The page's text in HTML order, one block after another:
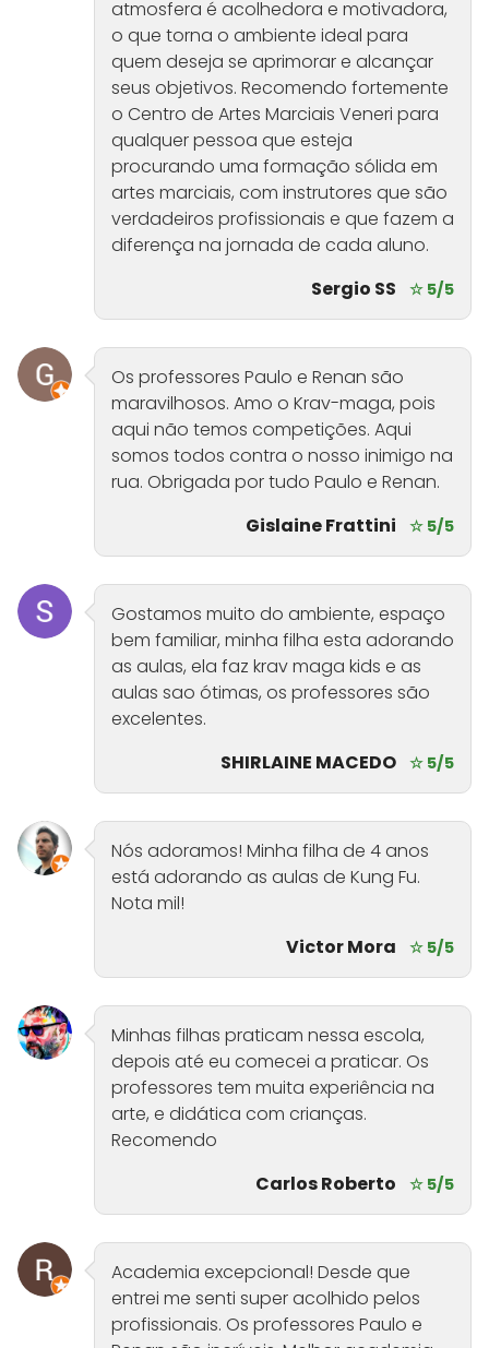
atmosfera é acolhedora e motivadora,
o que torna o ambiente ideal para
quem deseja se aprimorar e alcançar
seus objetivos. Recomendo fortemente
o Centro de Artes Marciais Veneri para
qualquer pessoa que esteja
procurando uma formação sólida em
artes marciais, com instrutores que são
verdadeiros profissionais e que fazem a
diferença na jornada de cada aluno.
Sergio SS
☆ 5/5
Os professores Paulo e Renan são
maravilhosos. Amo o Krav-maga, pois
aqui não temos competições. Aqui
somos todos contra o nosso inimigo na
rua. Obrigada por tudo Paulo e Renan.
Gislaine Frattini
☆ 5/5
Gostamos muito do ambiente, espaço
bem familiar, minha filha esta adorando
as aulas, ela faz krav maga kids e as
aulas sao ótimas, os professores são
excelentes.
SHIRLAINE MACEDO ☆ 5/5
Nós adoramos! Minha filha de 4 anos
está adorando as aulas de Kung Fu.
Nota mil!
Victor Mora
☆ 5/5
Minhas filhas praticam nessa escola,
depois até eu comecei a praticar. Os
professores tem muita experiência na
arte, e didática com crianças.
Recomendo
Carlos Roberto
☆ 5/5
Academia excepcional! Desde que
entrei me senti super acolhido pelos
profissionais. Os professores Paulo e